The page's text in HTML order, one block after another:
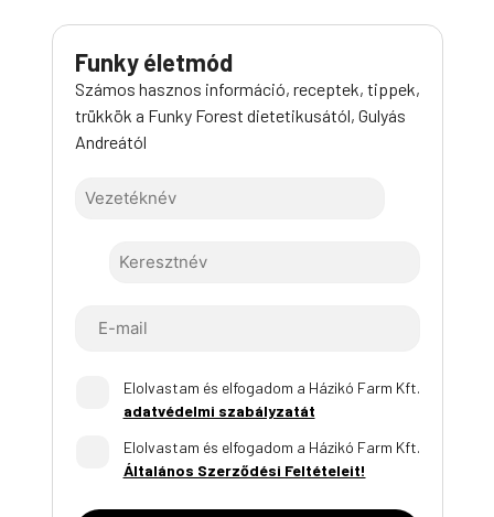
Funky életmód
Számos hasznos információ, receptek, tippek,
trükkök a Funky Forest dietetikusától, Gulyás
Andreától
Elolvastam és elfogadom a Házikó Farm Kft.
adatvédelmi szabályzatát
Elolvastam és elfogadom a Házikó Farm Kft.
Általános Szerződési Feltételeit!